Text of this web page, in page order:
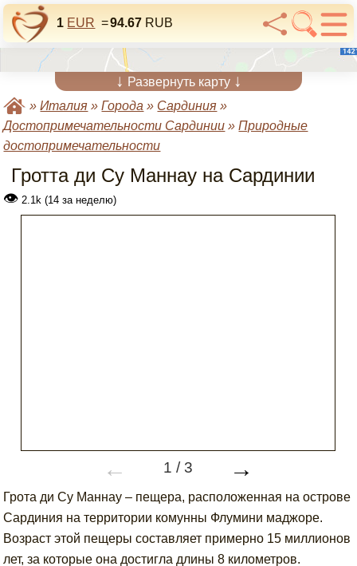
1 EUR =94.67 RUB
↓ Развернуть карту ↓
»Италия »Города » Сардиния »
Достопримечательности Сардинии »Природные
достопримечательности
Гротта ди Су Маннау на Сардинии
👁 2.1k (14 за неделю)
← 1 /3 →
Грота ди Су Маннау – пещера, расположенная на острове
Сардиния на территории комунны Флумини маджоре.
Возраст этой пещеры составляет примерно 15 миллионов
лет, за которые она достигла длины 8 километров.